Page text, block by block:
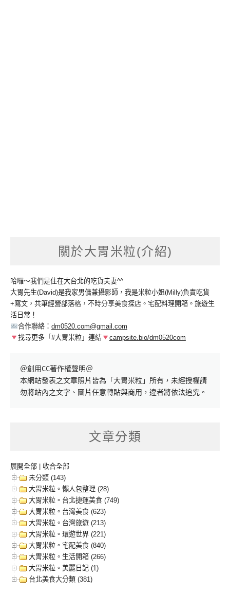
關於大胃米粒(介紹)
哈囉～我們是住在大台北的吃貨夫妻^^
大胃先生(David)是我家男傭兼攝影師，我是米粒小姐(Milly)負責吃貨
+寫文，共筆經營部落格，不時分享美食探店。宅配料理開箱。旅遊生
活日常！
合作聯絡： dm0520.com@gmail.com
找尋更多「#大胃米粒」連結
campsite.bio/dm0520com
＠創用CC著作權聲明＠
本網站發表之文章照片皆為「大胃米粒」所有，未經授權請
勿將站內之文字、圖片任意轉貼與商用，違者將依法追究。
文章分類
展開全部
收合全部
未分類 (143)
大胃米粒。懶人包整理 (28)
大胃米粒。台北捷運美食 (749)
大胃米粒。台灣美食 (623)
大胃米粒。台灣旅遊 (213)
大胃米粒。環遊世界 (221)
大胃米粒。宅配美食 (840)
大胃米粒。生活開箱 (266)
大胃米粒。美麗日記 (1)
台北美食大分類 (381)